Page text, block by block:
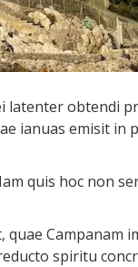
latenter obtendi
ianuas emisit in
quis hoc non
Campanam
spiritu